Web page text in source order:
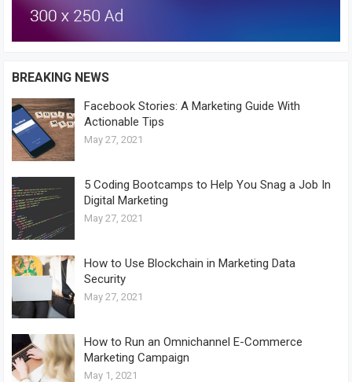
BREAKING NEWS
Facebook Stories: A Marketing Guide With
Actionable Tips
May 27, 2021
5 Coding Bootcamps to Help You Snag a Job In
Digital Marketing
May 27, 2021
How to Use Blockchain in Marketing Data
Security
May 27, 2021
How to Run an Omnichannel E-Commerce
Marketing Campaign
May 1, 2021